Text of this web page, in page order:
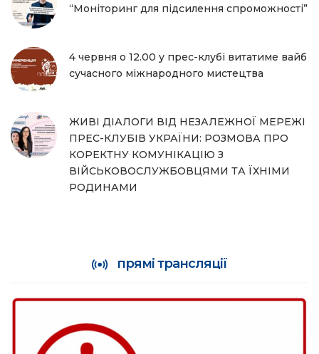
“Моніторинг для підсилення спроможності”
4 червня о 12.00 у прес-клубі витатиме вайб
сучасного міжнародного мистецтва
ЖИВІ ДІАЛОГИ ВІД НЕЗАЛЕЖНОЇ МЕРЕЖІ
ПРЕС-КЛУБІВ УКРАЇНИ: РОЗМОВА ПРО
КОРЕКТНУ КОМУНІКАЦІЮ З
ВІЙСЬКОВОСЛУЖБОВЦЯМИ ТА ЇХНІМИ
РОДИНАМИ
прямі трансляції